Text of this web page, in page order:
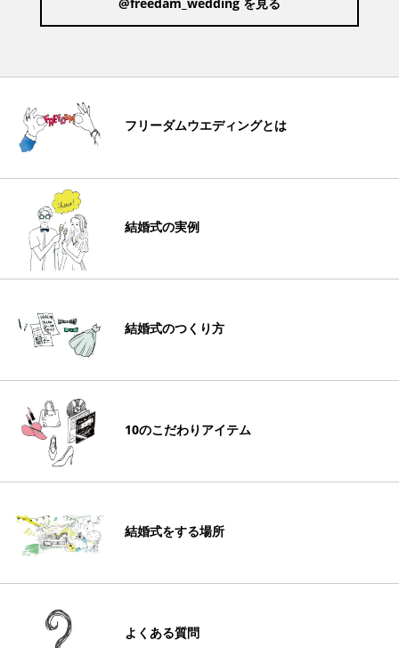
フリーダムウエディングとは
結婚式の実例
結婚式のつくり方
10のこだわりアイテム
結婚式をする場所
よくある質問